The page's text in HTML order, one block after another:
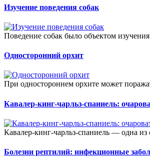
Изучение поведения собак
Поведение собак было объектом
Односторонний орхит
При одностороннем орхите может
Кавалер-кинг-чарльз-спаниель:
Кавалер-кинг-чарльз-спаниель — одна
Болезни рептилий: инфекционные